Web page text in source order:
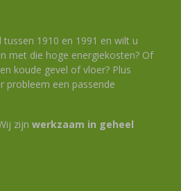
1910 en 1991 en wilt u
met die hoge energiekosten? Of
koude gevel of vloer? Plus
probleem een passende
zijn werkzaam in geheel